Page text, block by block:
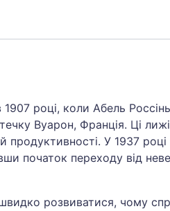
році, коли Абель
Вуарон, Франція. Ці
продуктивності. У 1937
початок переходу від
розвиватися, чому